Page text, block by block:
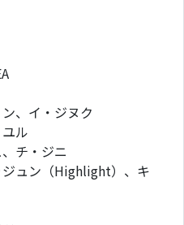
、イ・ジヌク
ル
チ・ジニ
ジュン（Highlight）、キ